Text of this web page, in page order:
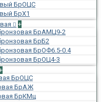
БрОЦС
БрХ1
+
БрАМЦ9-2
БрБ2
БрОФ6.5-0.4
БрОЦ4-3
БрОЦС
БрАЖ
БрКМц